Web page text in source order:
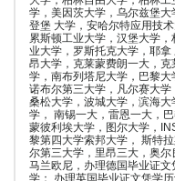
学，美因茨大学，乌尔兹堡
登堡 大学，安哈尔特应用技
累斯顿工业大学，汉堡大学
业大学，罗斯托克大学，耶
昂大学，克莱蒙费朗一大，
学，南布列塔尼大学，巴黎
诺布尔第三大学，凡尔赛大
桑松大学，波城大学，滨海
学， 南锡一大，雷恩一大，
蒙彼利埃大学，图尔大学，
黎第四大学索邦大学， 斯特
尔第三大学，里昂三大，奥尔
马兰欧尼，办理德国毕业证